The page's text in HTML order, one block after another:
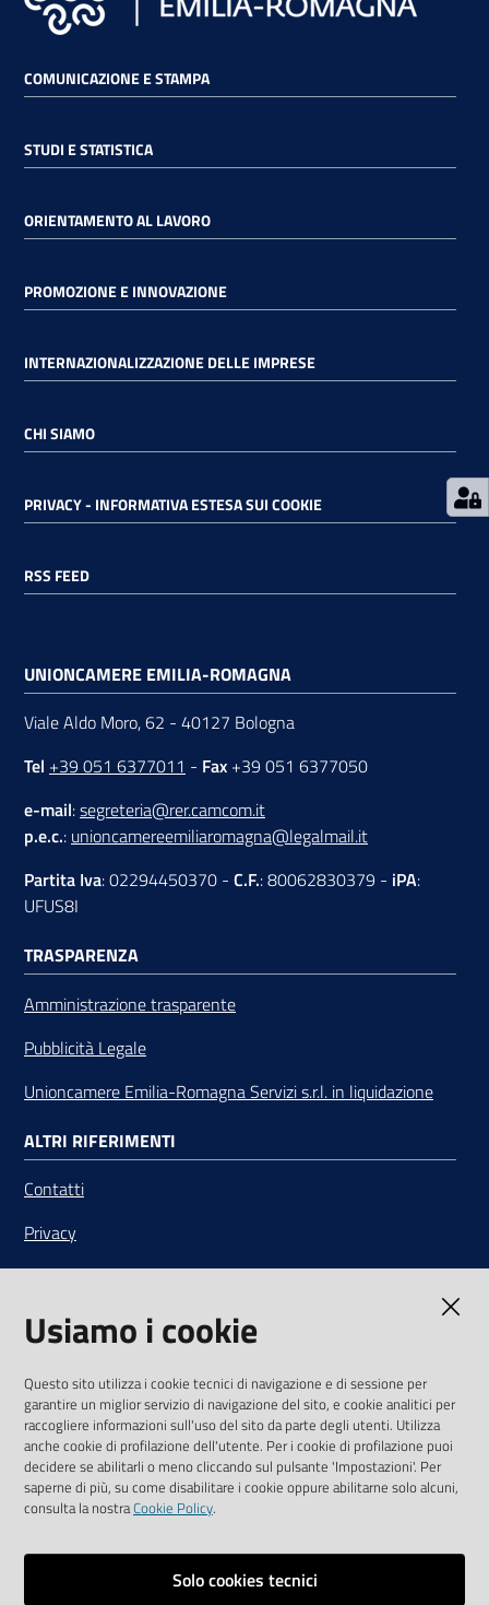
Chi
Seguici
su
COMUNICAZIONE E STAMPA
STUDI E STATISTICA
ORIENTAMENTO AL LAVORO
PROMOZIONE E INNOVAZIONE
INTERNAZIONALIZZAZIONE DELLE IMPRESE
CHI SIAMO
PRIVACY - INFORMATIVA ESTESA SUI COOKIE
RSS FEED
UNIONCAMERE EMILIA-ROMAGNA
Viale Aldo Moro, 62 - 40127 Bologna
Tel +39 051 6377011 - Fax +39 051 6377050
e-mail:segreteria@rer.camcom.it
p.e.c.: unioncamereemiliaromagna@legalmail.it
Partita Iva: 02294450370 - C.F.: 80062830379 - iPA:
UFUS8I
TRASPARENZA
Amministrazione trasparente
Pubblicità Legale
Unioncamere Emilia-Romagna Servizi s.r.l. in liquidazione
ALTRI RIFERIMENTI
Contatti
Privacy
Note legali
Media Policy
SEGUICI SU
YoutubeTwitterLinkedinFacebookInstagram
Usiamo i cookie
Questo sito utilizza i cookie tecnici di navigazione e di sessione per
garantire un miglior servizio di navigazione del sito, e cookie analitici per
raccogliere informazioni sull'uso del sito da parte degli utenti. Utilizza
anche cookie di profilazione dell'utente. Per i cookie di profilazione puoi
decidere se abilitarli o meno cliccando sul pulsante 'Impostazioni'. Per
saperne di più, su come disabilitare i cookie oppure abilitarne solo alcuni,
consulta la nostraCookie Policy.
Solo cookies tecnici